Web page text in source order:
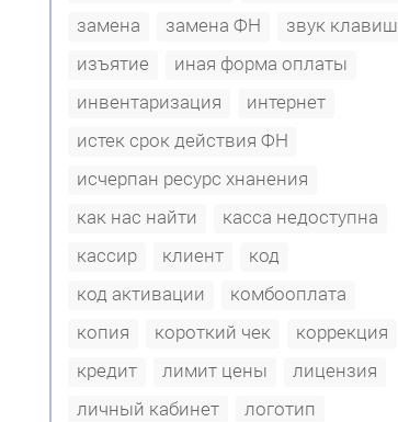
замена
замена ФН
звук клавиш
изъятие
иная форма оплаты
инвентаризация
интернет
истек срок действия ФН
исчерпан ресурс хнанения
как нас найти
касса недоступна
кассир
клиент
код
код активации
комбооплата
копия
короткий чек
коррекция
кредит
лимит цены
лицензия
личный кабинет
логотип